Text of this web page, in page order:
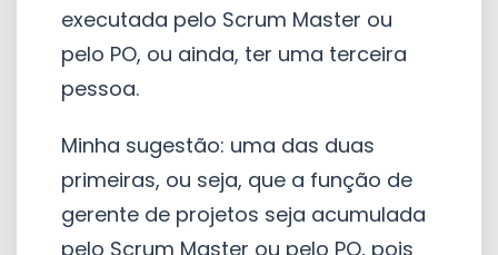
executada pelo Scrum Master ou
pelo PO, ou ainda, ter uma terceira
pessoa.
Minha sugestão: uma das duas
primeiras, ou seja, que a função de
gerente de projetos seja acumulada
pelo Scrum Master ou pelo PO, pois